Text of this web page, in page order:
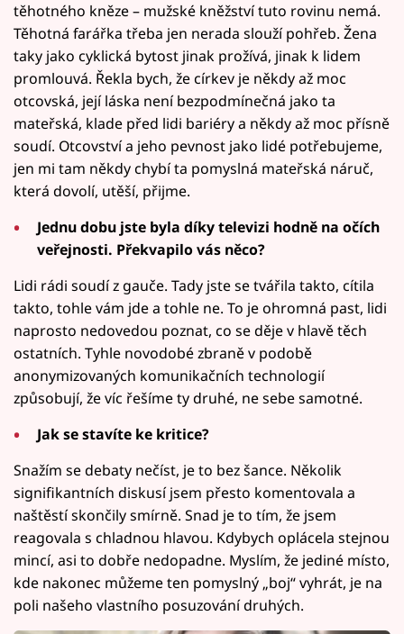
těhotného kněze – mužské kněžství tuto rovinu nemá.
Těhotná farářka třeba jen nerada slouží pohřeb. Žena
taky jako cyklická bytost jinak prožívá, jinak k lidem
promlouvá. Řekla bych, že církev je někdy až moc
otcovská, její láska není bezpodmínečná jako ta
mateřská, klade před lidi bariéry a někdy až moc přísně
soudí. Otcovství a jeho pevnost jako lidé potřebujeme,
jen mi tam někdy chybí ta pomyslná mateřská náruč,
která dovolí, utěší, přijme.
Jednu dobu jste byla díky televizi hodně na očích
veřejnosti. Překvapilo vás něco?
Lidi rádi soudí z gauče. Tady jste se tvářila takto, cítila
takto, tohle vám jde a tohle ne. To je ohromná past, lidi
naprosto nedovedou poznat, co se děje v hlavě těch
ostatních. Tyhle novodobé zbraně v podobě
anonymizovaných komunikačních technologií
způsobují, že víc řešíme ty druhé, ne sebe samotné.
Jak se stavíte ke kritice?
Snažím se debaty nečíst, je to bez šance. Několik
signifikantních diskusí jsem přesto komentovala a
naštěstí skončily smírně. Snad je to tím, že jsem
reagovala s chladnou hlavou. Kdybych oplácela stejnou
mincí, asi to dobře nedopadne. Myslím, že jediné místo,
kde nakonec můžeme ten pomyslný „boj“ vyhrát, je na
poli našeho vlastního posuzování druhých.